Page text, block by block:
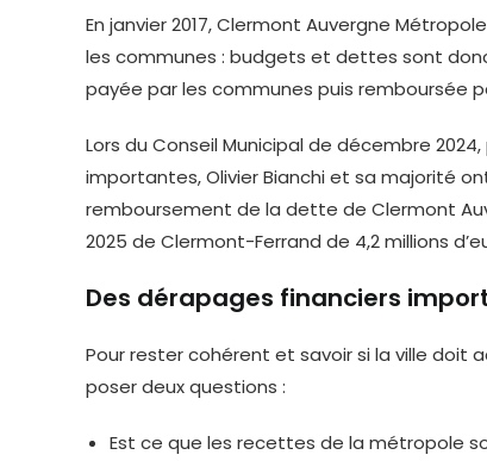
En janvier 2017, Clermont Auvergne
les communes : budgets et dettes sont
payée par les communes puis remboursée
Lors du Conseil Municipal de décembre
importantes, Olivier Bianchi et sa majorité
remboursement de la dette de Clermont
2025 de Clermont-Ferrand de 4,2 millions
Des dérapages financiers
Pour rester cohérent et savoir si la ville doit
poser deux questions :
Est ce que les recettes de la métropole